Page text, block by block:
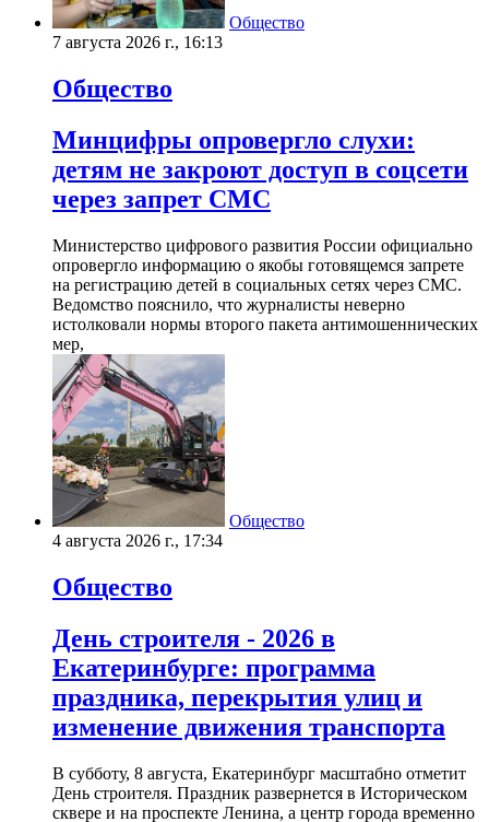
Общество
7 августа 2026 г., 16:13
Общество
Минцифры опровергло слухи:
детям не закроют доступ в соцсети
через запрет СМС
Министерство цифрового развития России официально
опровергло информацию о якобы готовящемся запрете
на регистрацию детей в социальных сетях через СМС.
Ведомство пояснило, что журналисты неверно
истолковали нормы второго пакета антимошеннических
мер,
Общество
4 августа 2026 г., 17:34
Общество
День строителя - 2026 в
Екатеринбурге: программа
праздника, перекрытия улиц и
изменение движения транспорта
В субботу, 8 августа, Екатеринбург масштабно отметит
День строителя. Праздник развернется в Историческом
сквере и на проспекте Ленина, а центр города временно